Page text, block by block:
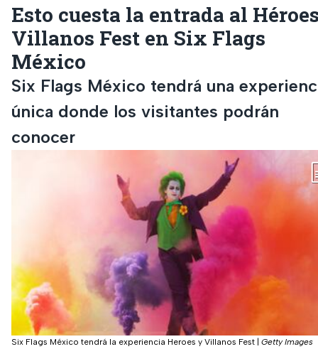
Esto cuesta la entrada al
Villanos Fest en Six Flags
México
Six Flags México tendrá una
única donde los visitantes podrán
conocer
Six Flags México tendrá la experiencia Heroes y Villanos Fest Getty Images